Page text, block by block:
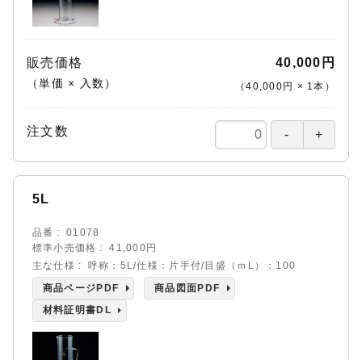
販売価格
（単価 × 入数）
40,000円
（40,000円 × 1本 ）
注文数
5L
品番
01078
標準小売価格
41,000円
主な仕様
呼称：5L/仕様：片手付/目盛（ｍL）：100
商品ページPDF
商品図面PDF
材料証明書DL